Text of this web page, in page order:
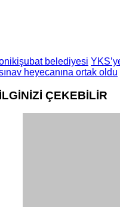
belediyesi
heyecanına ortak oldu
ÇEKEBİLİR